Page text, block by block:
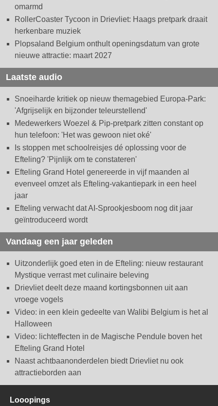
omarmd
RollerCoaster Tycoon in Drievliet: Haags pretpark draait
herkenbare muziek
Plopsaland Belgium onthult openingsdatum van grote
nieuwe attractie: maart 2027
Laatste audio
Snoeiharde kritiek op nieuw themagebied Europa-Park:
'Afgrijselijk en bijzonder teleurstellend'
Medewerkers Woezel & Pip-pretpark zitten constant op
hun telefoon: 'Het was gewoon niet oké'
Is stoppen met schoolreisjes dé oplossing voor de
Efteling? 'Pijnlijk om te constateren'
Efteling Grand Hotel genereerde in vijf maanden al
evenveel omzet als Efteling-vakantiepark in een heel
jaar
Efteling verwacht dat AI-Sprookjesboom nog dit jaar
geïntroduceerd wordt
Vandaag een jaar geleden
Uitzonderlijk goed eten in de Efteling: nieuw restaurant
Mystique verrast met culinaire beleving
Drievliet deelt deze maand kortingsbonnen uit aan
vroege vogels
Video: in een klein gedeelte van Walibi Belgium is het al
Halloween
Video: lichteffecten in de Magische Pendule boven het
Efteling Grand Hotel
Naast achtbaanonderdelen biedt Drievliet nu ook
attractieborden aan
Looopings